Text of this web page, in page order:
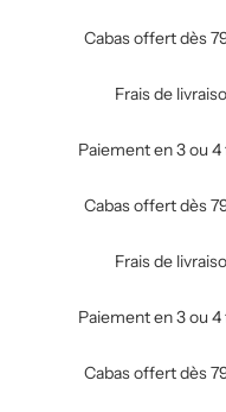
Cabas offert dès
Frais de
Paiement en 3 ou
Cabas offert dès
Frais de
Paiement en 3 ou
Cabas offert dès